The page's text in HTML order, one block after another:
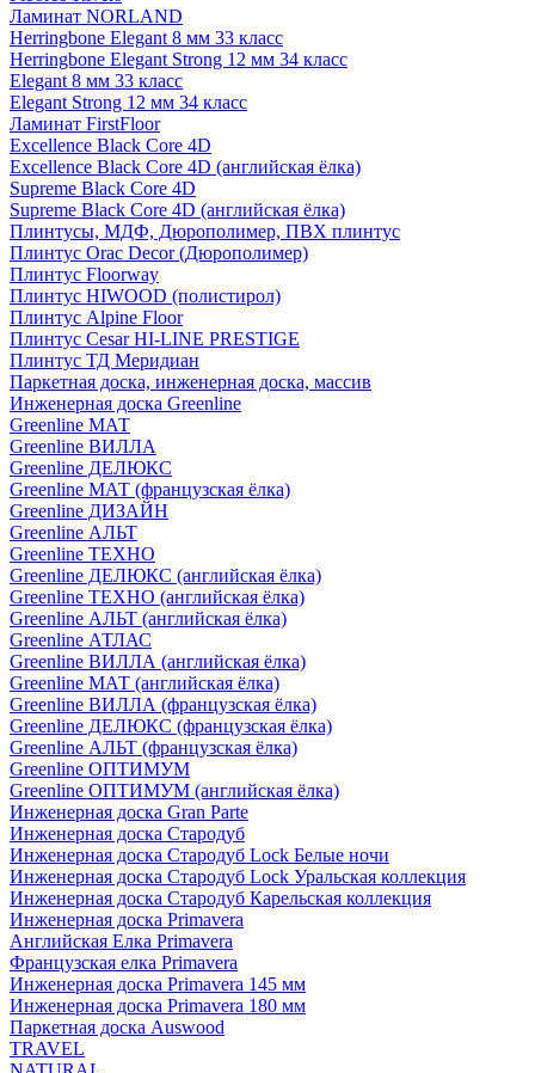
Ламинат NORLAND
Herringbone Elegant 8 мм 33 класс
Herringbone Elegant Strong 12 мм 34 класс
Elegant 8 мм 33 класс
Elegant Strong 12 мм 34 класс
Ламинат FirstFloor
Excellence Black Core 4D
Excellence Black Core 4D (английская ёлка)
Supreme Black Core 4D
Supreme Black Core 4D (английская ёлка)
Плинтусы, МДФ, Дюрополимер, ПВХ плинтус
Плинтус Orac Decor (Дюрополимер)
Плинтус Floorway
Плинтус HIWOOD (полистирол)
Плинтус Alpine Floor
Плинтус Cesar HI-LINE PRESTIGE
Плинтус ТД Меридиан
Паркетная доска, инженерная доска, массив
Инженерная доска Greenline
Greenline МАТ
Greenline ВИЛЛА
Greenline ДЕЛЮКС
Greenline МАТ (французская ёлка)
Greenline ДИЗАЙН
Greenline АЛЬТ
Greenline ТЕХНО
Greenline ДЕЛЮКС (английская ёлка)
Greenline ТЕХНО (английская ёлка)
Greenline АЛЬТ (английская ёлка)
Greenline АТЛАС
Greenline ВИЛЛА (английская ёлка)
Greenline МАТ (английская ёлка)
Greenline ВИЛЛА (французская ёлка)
Greenline ДЕЛЮКС (французская ёлка)
Greenline АЛЬТ (французская ёлка)
Greenline ОПТИМУМ
Greenline ОПТИМУМ (английская ёлка)
Инженерная доска Gran Parte
Инженерная доска Стародуб
Инженерная доска Стародуб Lock Белые ночи
Инженерная доска Стародуб Lock Уральская коллекция
Инженерная доска Стародуб Карельская коллекция
Инженерная доска Primavera
Английская Елка Primavera
Французская елка Primavera
Инженерная доска Primavera 145 мм
Инженерная доска Primavera 180 мм
Паркетная доска Auswood
TRAVEL